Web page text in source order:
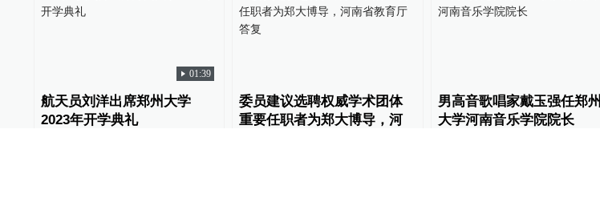
01:39
航天员刘洋出席郑州大学
2023年开学典礼
委员建议选聘权威学术团体
重要任职者为郑大博导，河
男高音歌唱家戴玉强任郑州
大学河南音乐学院院长